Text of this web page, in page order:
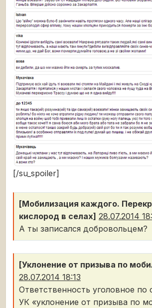
[/su_spoiler]
[Мобилизация каждого.
кислород в селах] 28.07.2014
А ты записался добровольцем?
[Уклонение от призыва по
28.07.2014 18:13
Ответственность уголовное по
УК «уклонение от призыва по